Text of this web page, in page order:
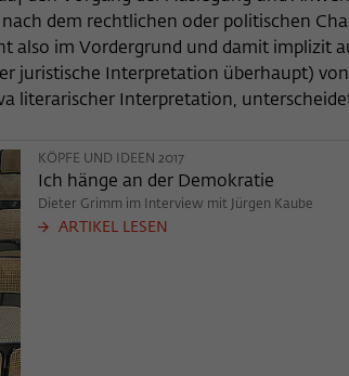
dem rechtlichen oder politischen
also im Vordergrund und damit implizit
juristische Interpretation überhaupt)
literarischer Interpretation,
KÖPFE UND IDEEN 2017
Ich hänge an der Demokratie
Dieter Grimm im Interview mit Jürgen Kaube
ARTIKEL LESEN
Name _pk_ses
Anbieter Matomo
Laufzeit 30 Minuten
Zweck
vorübergehend
Aufenthalt des